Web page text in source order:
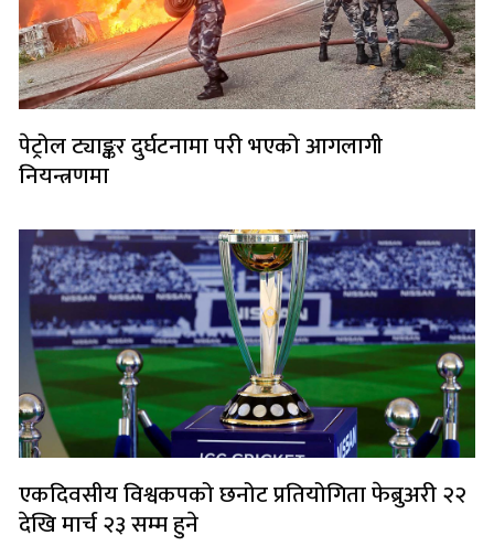
पेट्रोल ट्याङ्कर दुर्घटनामा परी भएको आगलागी
नियन्त्रणमा
एकदिवसीय विश्वकपको छनोट प्रतियोगिता फेब्रुअरी २२
देखि मार्च २३ सम्म हुने